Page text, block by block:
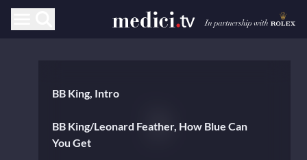
BB King, Intro
BB King/Leonard Feather, How Blue Can
You Get